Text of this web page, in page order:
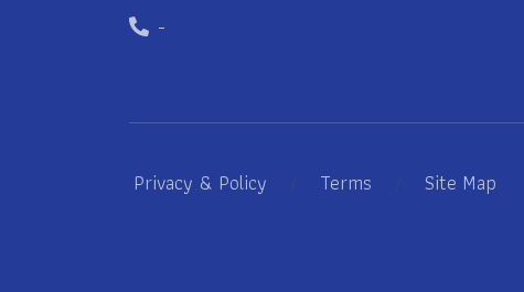
-
Privacy & Policy / Terms / Site Map